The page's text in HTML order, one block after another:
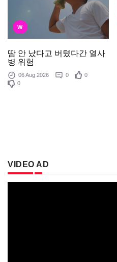
W
땀 안 났다고 버텼다간 열사
병 위험
06 Aug 2026 0
0
0
VIDEO AD